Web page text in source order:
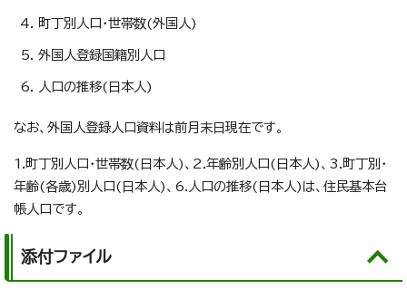
町丁別人口・世帯数(外国人)
外国人登録国籍別人口
人口の推移(日本人)
なお、外国人登録人口資料は前月末日現在です。
1.町丁別人口・世帯数(日本人)、2.年齢別人口(日本人)、3.町丁別・
年齢(各歳)別人口(日本人)、6.人口の推移(日本人)は、住民基本台
帳人口です。
添付ファイル